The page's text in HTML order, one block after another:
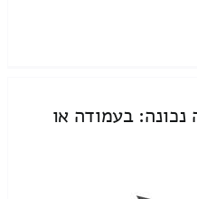
נכונה: בעמודה או